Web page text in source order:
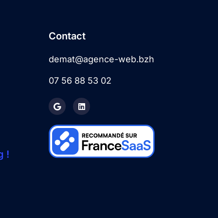
!
Contact
demat@agence-web.bzh
07 56 88 53 02